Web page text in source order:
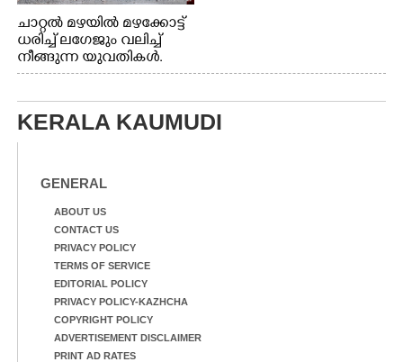
ചാറ്റൽ മഴയിൽ മഴക്കോട്ട്
ധരിച്ച് ലഗേജും വലിച്ച്
നീങ്ങുന്ന യുവതികൾ.
എറണാകുളം മേനകയിൽ
KERALA KAUMUDI
GENERAL
ABOUT US
CONTACT US
PRIVACY POLICY
TERMS OF SERVICE
EDITORIAL POLICY
PRIVACY POLICY-KAZHCHA
COPYRIGHT POLICY
ADVERTISEMENT DISCLAIMER
PRINT AD RATES